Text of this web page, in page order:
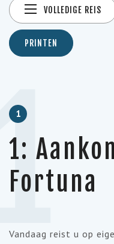
VOLLEDIGE REIS
PRINTEN
1
1:
Fortuna
Vandaag reist u op